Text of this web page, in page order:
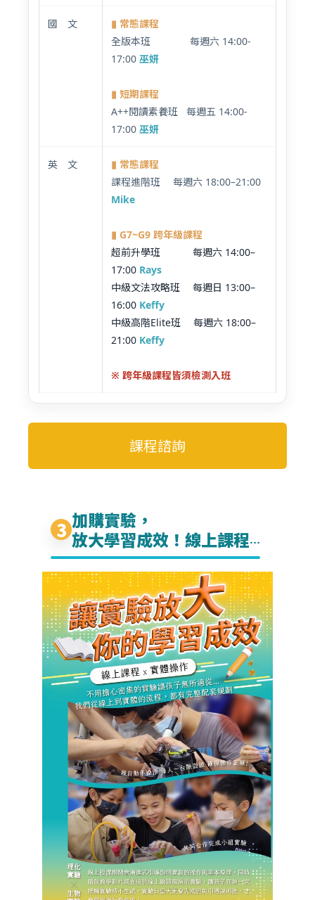
國 文
▮ 常態課程
全版本班 每週六 14:00-
17:00 巫妍
▮ 短期課程
A++閱讀素養班 每週五 14:00-
17:00 巫妍
英 文
▮ 常態課程
課程進階班 每週六 18:00–21:00
Mike
▮ G7~G9 跨年級課程
超前升學班 每週六 14:00–
17:00 Rays
中級文法攻略班 每週日 13:00–
16:00 Keffy
中級高階Elite班 每週六 18:00–
21:00 Keffy
※ 跨年級課程皆須檢測入班
課程諮詢
3 加購實驗，
放大學習成效！線上課程
x 實體操作